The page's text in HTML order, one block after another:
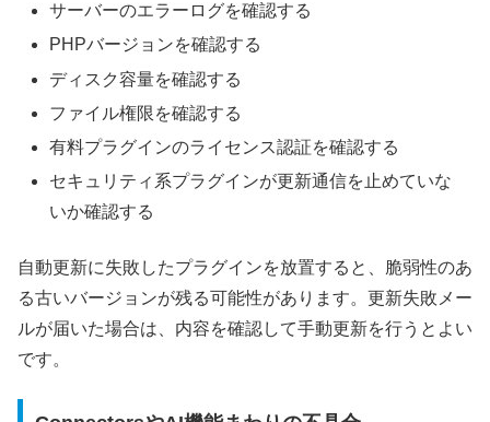
サーバーのエラーログを確認する
PHPバージョンを確認する
ディスク容量を確認する
ファイル権限を確認する
有料プラグインのライセンス認証を確認する
セキュリティ系プラグインが更新通信を止めていな
いか確認する
自動更新に失敗したプラグインを放置すると、脆弱性のあ
る古いバージョンが残る可能性があります。更新失敗メー
ルが届いた場合は、内容を確認して手動更新を行うとよい
です。